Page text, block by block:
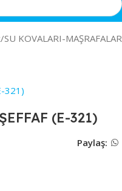
/SU KOVALARI-MAŞRAFALAR
(E-321)
Paylaş: